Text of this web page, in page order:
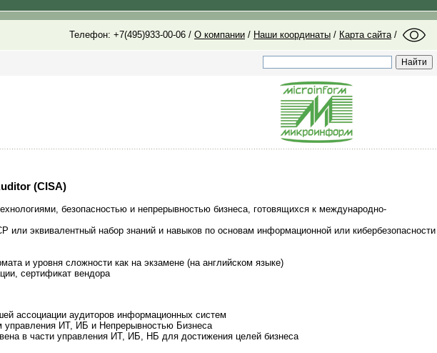
Телефон: +7(495)933-00-06 / О компании / Наши координаты / Карта сайта /
(CISA)
безопасностью и непрерывностью бизнеса, готовящихся к международно-
или эквивалентный набор знаний и навыков по основам информационной или кибербезопасности
и уровня сложности как на экзамене (на английском языке)
сертификат вендора
ассоциации аудиторов информационных систем
управления ИТ, ИБ и Непрерывностью Бизнеса
в части управления ИТ, ИБ, НБ для достижения целей бизнеса